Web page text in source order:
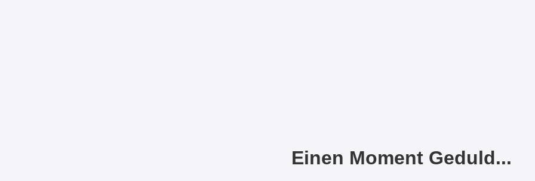
Einen Moment Geduld...